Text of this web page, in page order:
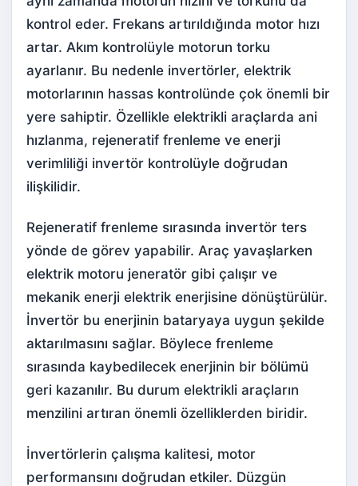
kontrol eder. Frekans artırıldığında motor hızı
artar. Akım kontrolüyle motorun torku
ayarlanır. Bu nedenle invertörler, elektrik
motorlarının hassas kontrolünde çok önemli bir
yere sahiptir. Özellikle elektrikli araçlarda ani
hızlanma, rejeneratif frenleme ve enerji
verimliliği invertör kontrolüyle doğrudan
ilişkilidir.
Rejeneratif frenleme sırasında invertör ters
yönde de görev yapabilir. Araç yavaşlarken
elektrik motoru jeneratör gibi çalışır ve
mekanik enerji elektrik enerjisine dönüştürülür.
İnvertör bu enerjinin bataryaya uygun şekilde
aktarılmasını sağlar. Böylece frenleme
sırasında kaybedilecek enerjinin bir bölümü
geri kazanılır. Bu durum elektrikli araçların
menzilini artıran önemli özelliklerden biridir.
İnvertörlerin çalışma kalitesi, motor
performansını doğrudan etkiler. Düzgün